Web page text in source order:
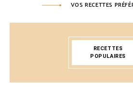
VOS RECETTES
RECETTES
POPULAIRES